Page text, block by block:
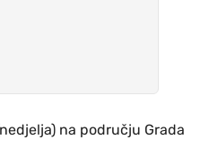
na području Grada